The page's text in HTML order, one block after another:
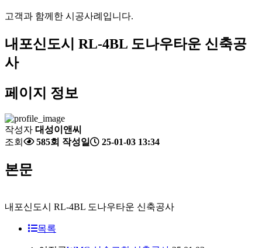
고객과 함께한 시공사례입니다.
내포신도시 RL-4BL 도나우타운 신축공
사
페이지 정보
작성자 대성이앤씨
조회
585회 작성일 25-01-03 13:34
본문
내포신도시 RL-4BL 도나우타운 신축공사
목록